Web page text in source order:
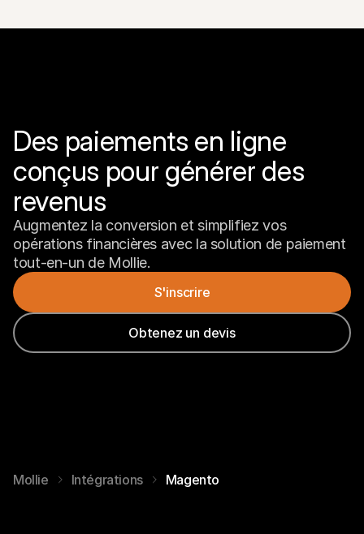
Des paiements en ligne
conçus pour générer des
revenus
Augmentez la conversion et simplifiez vos
opérations financières avec la solution de paiement
tout-en-un de Mollie.
S'inscrire
Obtenez un devis
Mollie Intégrations Magento